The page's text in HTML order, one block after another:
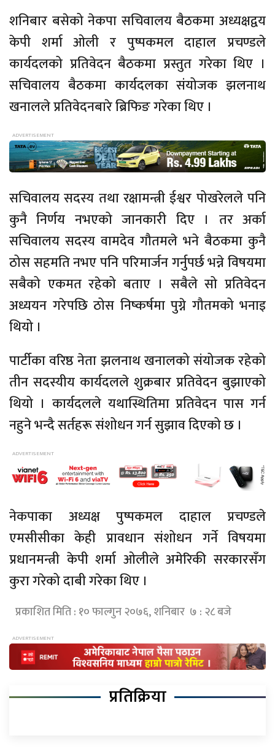
शनिबार बसेको नेकपा सचिवालय बैठकमा अध्यक्षद्वय
केपी शर्मा ओली र पुष्पकमल दाहाल प्रचण्डले
कार्यदलको प्रतिवेदन बैठकमा प्रस्तुत गरेका थिए ।
सचिवालय बैठकमा कार्यदलका संयोजक झलनाथ
खनालले प्रतिवेदनबारे ब्रिफिङ गरेका थिए ।
सचिवालय सदस्य तथा रक्षामन्त्री ईश्वर पोखरेलले पनि
कुनै निर्णय नभएको जानकारी दिए । तर अर्का
सचिवालय सदस्य वामदेव गौतमले भने बैठकमा कुनै
ठोस सहमति नभए पनि परिमार्जन गर्नुपर्छ भन्ने विषयमा
सबैको एकमत रहेको बताए । सबैले सो प्रतिवेदन
अध्ययन गरेपछि ठोस निष्कर्षमा पुग्ने गौतमको भनाइ
थियो ।
पार्टीका वरिष्ठ नेता झलनाथ खनालको संयोजक रहेको
तीन सदस्यीय कार्यदलले शुक्रबार प्रतिवेदन बुझाएको
थियो । कार्यदलले यथास्थितिमा प्रतिवेदन पास गर्न
नहुने भन्दै सर्तहरू संशोधन गर्न सुझाव दिएको छ ।
नेकपाका अध्यक्ष पुष्पकमल दाहाल प्रचण्डले
एमसीसीका केही प्रावधान संशोधन गर्ने विषयमा
प्रधानमन्त्री केपी शर्मा ओलीले अमेरिकी सरकारसँग
कुरा गरेको दाबी गरेका थिए ।
प्रकाशित मिति : १० फाल्गुन २०७६, शनिबार ७ : २८ बजे
प्रतिक्रिया